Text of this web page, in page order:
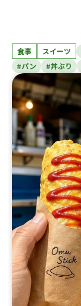
食事 スイーツ
#パン
#丼ぶり